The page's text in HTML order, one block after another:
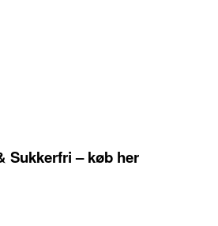
Sukkerfri – køb her